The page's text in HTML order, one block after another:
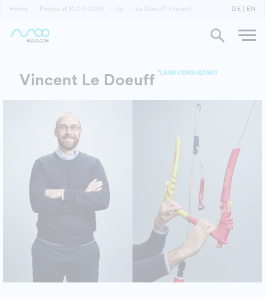
Home People at M.O.O.CON Us Le Doeuff Vincent DE EN
Vincent Le Doeuff *LEAD CONSULTANT